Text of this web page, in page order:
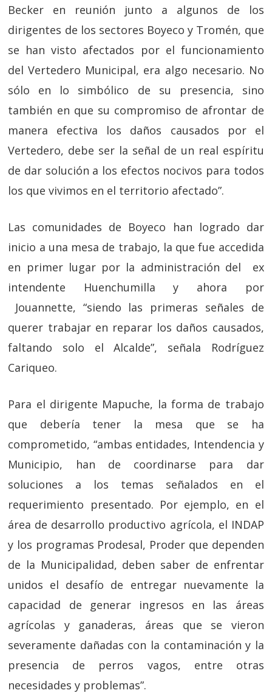
Becker en reunión junto a algunos de los
dirigentes de los sectores Boyeco y Tromén, que
se han visto afectados por el funcionamiento
del Vertedero Municipal, era algo necesario. No
sólo en lo simbólico de su presencia, sino
también en que su compromiso de afrontar de
manera efectiva los daños causados por el
Vertedero, debe ser la señal de un real espíritu
de dar solución a los efectos nocivos para todos
los que vivimos en el territorio afectado”.
Las comunidades de Boyeco han logrado dar
inicio a una mesa de trabajo, la que fue accedida
en primer lugar por la administración del ex
intendente Huenchumilla y ahora por
Jouannette, “siendo las primeras señales de
querer trabajar en reparar los daños causados,
faltando solo el Alcalde”, señala Rodríguez
Cariqueo.
Para el dirigente Mapuche, la forma de trabajo
que debería tener la mesa que se ha
comprometido, “ambas entidades, Intendencia y
Municipio, han de coordinarse para dar
soluciones a los temas señalados en el
requerimiento presentado. Por ejemplo, en el
área de desarrollo productivo agrícola, el INDAP
y los programas Prodesal, Proder que dependen
de la Municipalidad, deben saber de enfrentar
unidos el desafío de entregar nuevamente la
capacidad de generar ingresos en las áreas
agrícolas y ganaderas, áreas que se vieron
severamente dañadas con la contaminación y la
presencia de perros vagos, entre otras
necesidades y problemas”.